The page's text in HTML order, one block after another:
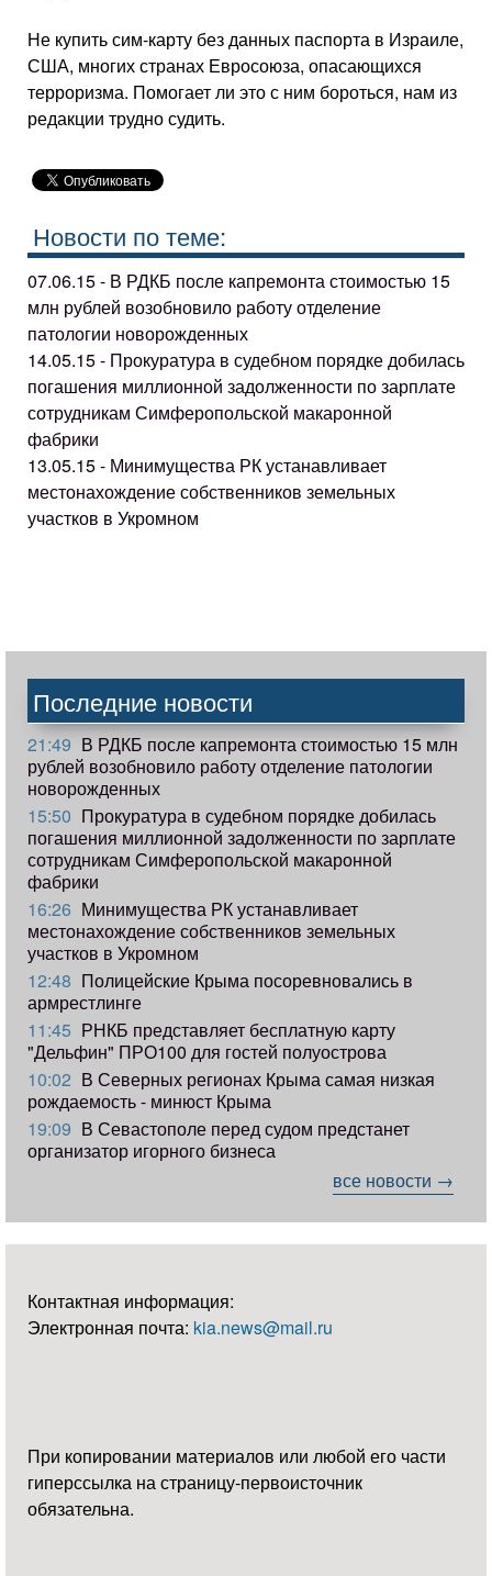
Не купить сим-карту без дан­ных паспорта в Израиле,
США, многих странах Евросоюза, опасающихся
терроризма. По­могает ли это с ним бороться, нам из
редакции трудно судить.
Новости по теме:
07.06.15 - В РДКБ после капремонта стоимостью 15
млн рублей возобновило работу отделение
патологии новорожденных
14.05.15 - Прокуратура в судебном порядке добилась
погашения миллионной задолженности по зарплате
сотрудникам Симферопольской макаронной
фабрики
13.05.15 - Минимущества РК устанавливает
местонахождение собственников земельных
участков в Укромном
Последние новости
21:49 В РДКБ после капремонта стоимостью 15 млн
рублей возобновило работу отделение патологии
новорожденных
15:50 Прокуратура в судебном порядке добилась
погашения миллионной задолженности по зарплате
сотрудникам Симферопольской макаронной
фабрики
16:26 Минимущества РК устанавливает
местонахождение собственников земельных
участков в Укромном
12:48 Полицейские Крыма посоревновались в
армрестлинге
11:45 РНКБ представляет бесплатную карту
"Дельфин" ПРО100 для гостей полуострова
10:02 В Северных регионах Крыма самая низкая
рождаемость - минюст Крыма
19:09 В Севастополе перед судом предстанет
организатор игорного бизнеса
все новости →
Контактная информация:
Электронная почта: kia.news@mail.ru
При копировании материалов или любой его части
гиперссылка на страницу-первоисточник
обязательна.